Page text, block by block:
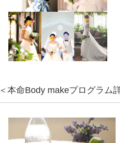
＜本命Body makeプログラム